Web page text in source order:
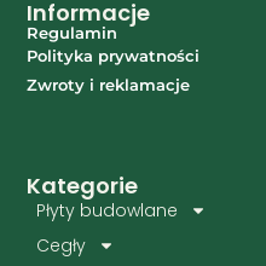
Kategorie
Płyty budowlane
Cegły
Informacje
Regulamin
Polityka prywatności
Zwroty i reklamacje